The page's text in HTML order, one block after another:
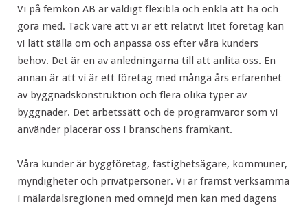
Vi på femkon AB är väldigt flexibla och enkla att ha och
göra med. Tack vare att vi är ett relativt litet företag kan
vi lätt ställa om och anpassa oss efter våra kunders
behov. Det är en av anledningarna till att anlita oss. En
annan är att vi är ett företag med många års erfarenhet
av byggnadskonstruktion och flera olika typer av
byggnader. Det arbetssätt och de programvaror som vi
använder placerar oss i branschens framkant.
Våra kunder är byggföretag, fastighetsägare, kommuner,
myndigheter och privatpersoner. Vi är främst verksamma
i mälardalsregionen med omnejd men kan med dagens